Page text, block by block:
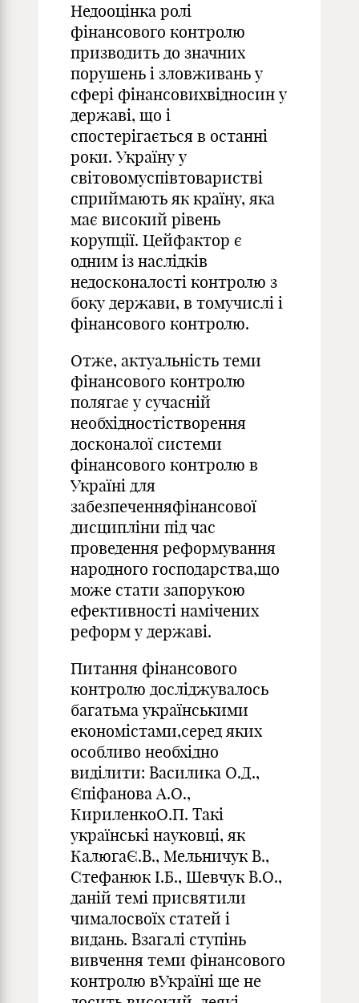
Недооцінка ролі
фінансового контролю
призводить до значних
порушень і зловживань у
сфері фінансовихвідносин у
державі, що і
спостерігається в останні
роки. Україну у
світовомуспівтоваристві
сприймають як країну, яка
має високий рівень
корупції. Цейфактор є
одним із наслідків
недосконалості контролю з
боку держави, в томучислі і
фінансового контролю.
Отже, актуальність теми
фінансового контролю
полягає у сучасній
необхідностістворення
досконалої системи
фінансового контролю в
Україні для
забезпеченняфінансової
дисципліни під час
проведення реформування
народного господарства,що
може стати запорукою
ефективності намічених
реформ у державі.
Питання фінансового
контролю досліджувалось
багатьма українськими
економістами,серед яких
особливо необхідно
виділити: Василика О.Д.,
Єпіфанова А.О.,
КириленкоО.П. Такі
українські науковці, як
КалюгаЄ.В., Мельничук В.,
Стефанюк І.Б., Шевчук В.О.,
даній темі присвятили
чималосвоїх статей і
видань. Взагалі ступінь
вивчення теми фінансового
контролю вУкраїні ще не